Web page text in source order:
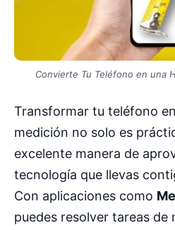
Convierte Tu Teléfono en una
Transformar tu teléfono
medición no solo es
excelente manera de
tecnología que llevas
Con aplicaciones como
puedes resolver tareas de